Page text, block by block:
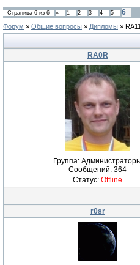
Страница 6 из 6 « 1 2 3 4 5 6
Форум » Общие вопросы » Дипломы »
RA0R
Группа:
Сообщений: 364
Статус: Offline
r0sr